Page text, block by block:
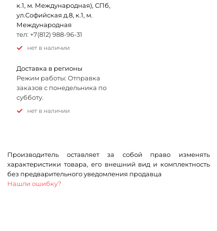
к.1, м. Международная), СПб,
ул.Софийская д.8, к.1, м.
Международная
тел: +7(812) 988-96-31
Нет в наличии
Доставка в регионы
Режим работы: Отправка
заказов с понедельника по
субботу.
Нет в наличии
Производитель оставляет за собой право изменять
характеристики товара, его внешний вид и комплектность
без предварительного уведомления продавца
Нашли ошибку?